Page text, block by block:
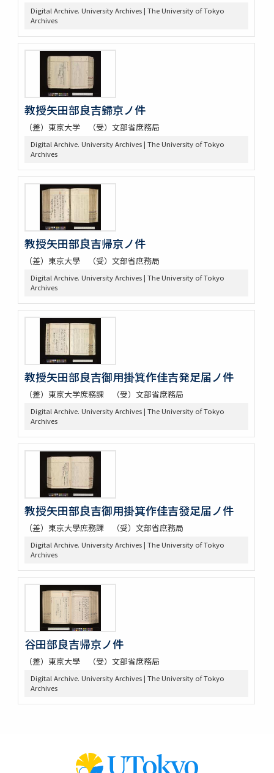
Digital Archive. University Archives | The University of Tokyo
Archives
教授矢田部良吉歸京ノ件
（差）東京大学 （受）文部省庶務局
Digital Archive. University Archives | The University of Tokyo
Archives
教授矢田部良吉帰京ノ件
（差）東京大學 （受）文部省庶務局
Digital Archive. University Archives | The University of Tokyo
Archives
教授矢田部良吉御用掛箕作佳吉発足届ノ件
（差）東京大学庶務課 （受）文部省庶務局
Digital Archive. University Archives | The University of Tokyo
Archives
教授矢田部良吉御用掛箕作佳吉發足届ノ件
（差）東京大學庶務課 （受）文部省庶務局
Digital Archive. University Archives | The University of Tokyo
Archives
谷田部良吉帰京ノ件
（差）東京大學 （受）文部省庶務局
Digital Archive. University Archives | The University of Tokyo
Archives